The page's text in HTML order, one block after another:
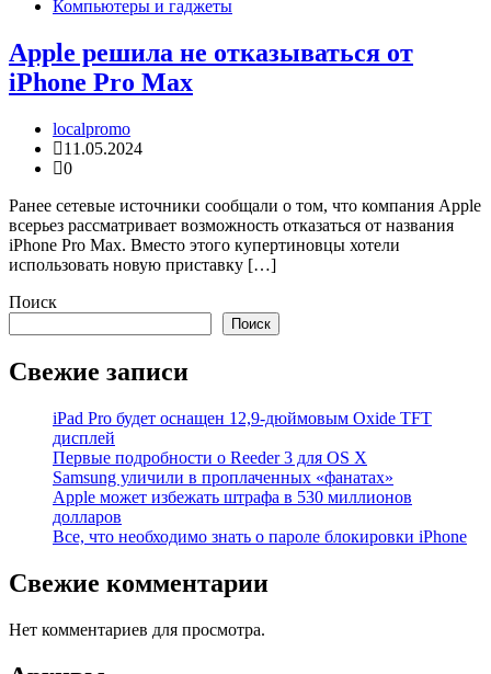
Компьютеры и гаджеты
Apple решила не отказываться от
iPhone Pro Max
localpromo
11.05.2024
0
Ранее сетевые источники сообщали о том, что компания Apple
всерьез рассматривает возможность отказаться от названия
iPhone Pro Max. Вместо этого купертиновцы хотели
использовать новую приставку […]
Поиск
Поиск
Свежие записи
iPad Pro будет оснащен 12,9-дюймовым Oxide TFT
дисплей
Первые подробности о Reeder 3 для OS X
Samsung уличили в проплаченных «фанатах»
Apple может избежать штрафа в 530 миллионов
долларов
Все, что необходимо знать о пароле блокировки iPhone
Свежие комментарии
Нет комментариев для просмотра.